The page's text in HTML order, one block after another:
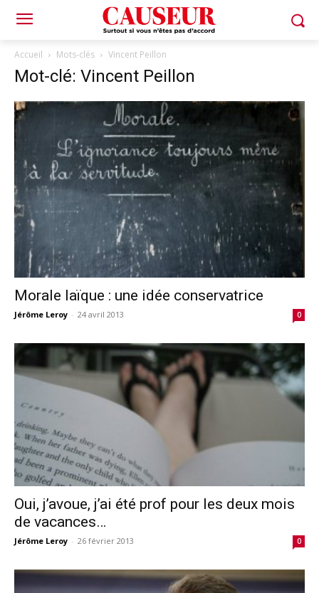
Accueil Mots-clés Vincent Peillon
Mot-clé: Vincent Peillon
Morale laïque : une idée conservatrice
Jérôme Leroy - 24 avril 2013 0
Oui, j’avoue, j’ai été prof pour les deux mois
de vacances…
Jérôme Leroy - 26 février 2013 0